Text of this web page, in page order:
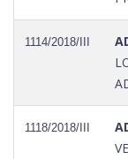
1114/2018/III
1118/2018/III